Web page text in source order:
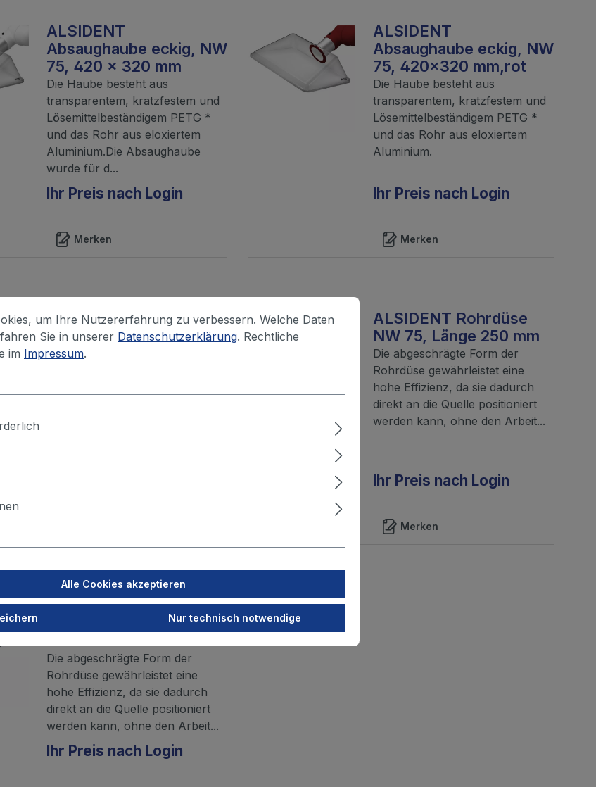
ALSIDENT
Absaughaube eckig, NW
75, 420 x 320 mm
Die Haube besteht aus
transparentem, kratzfestem und
Lösemittelbeständigem PETG *
und das Rohr aus eloxiertem
Aluminium.Die Absaughaube
wurde für d...
Ihr Preis nach Login
Merken
ALSIDENT
Absaughaube eckig, NW
75, 420x320 mm,rot
Die Haube besteht aus
transparentem, kratzfestem und
Lösemittelbeständigem PETG *
und das Rohr aus eloxiertem
Aluminium.
Ihr Preis nach Login
Merken
ALSIDENT
Absaughaube rund, NW
75, d = 200 mm, weiß
ALSIDENT Rohrdüse
NW 75, Länge 250 mm
Die abgeschrägte Form der
Rohrdüse gewährleistet eine
hohe Effizienz, da sie dadurch
direkt an die Quelle positioniert
werden kann, ohne den Arbeit...
Ihr Preis nach Login
Merken
ALSIDENT Rohrdüse
NW 75, weiß, Länge
Die abgeschrägte Form der
Rohrdüse gewährleistet eine
hohe Effizienz, da sie dadurch
direkt an die Quelle positioniert
werden kann, ohne den Arbeit...
Ihr Preis nach Login
um Ihre Nutzererfahrung zu verbessern. Welche Daten
Sie in unserer Datenschutzerklärung. Rechtliche
im Impressum.
Alle Cookies akzeptieren
Nur technisch notwendige